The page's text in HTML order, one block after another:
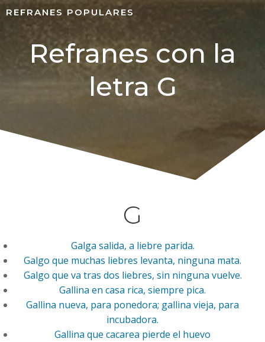
REFRANES POPULARES
Refranes con la
letra G
G
Galga salida, a liebre parida.
Galgo que muchas liebres levanta, ninguna mata.
Galgo que va tras dos liebres, sin ninguna vuelve.
Gallina en casa rica, siempre pica.
Gallina nueva, para ponedora; gallina vieja, para
incubadora.
Gallina que cacarea pierde el huevo